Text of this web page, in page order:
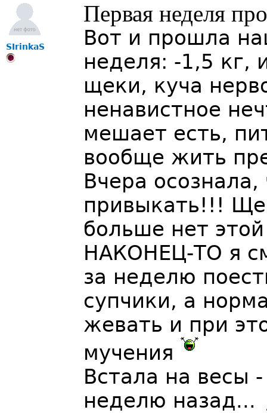
SIrinkaS
Первая неделя
Вот и прошла
неделя: -1,5 кг,
щеки, куча
ненавистное
мешает есть,
вообще жить
Вчера
привыкать!!!
больше нет
НАКОНЕЦ-ТО я
за неделю
супчики, а
жевать и при
мучения
Встала на весы
неделю назад...